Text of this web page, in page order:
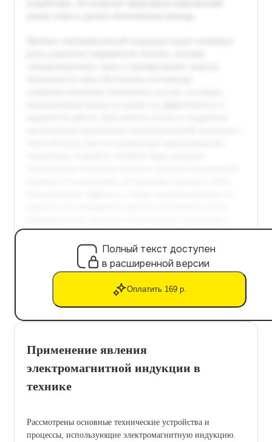
Полный текст доступен
в расширенной версии
Оплатить 169 р.
Применение явления
электромагнитной индукции в
технике
Рассмотрены основные технические устройства и
процессы, использующие электромагнитную индукцию.